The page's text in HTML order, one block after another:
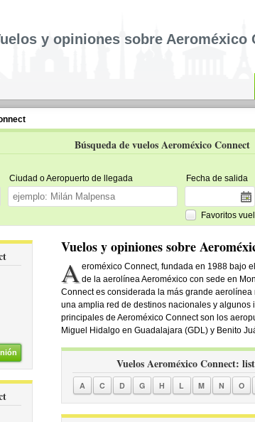
y opiniones sobre Aeroméxico
Búsqueda de vuelos Aeroméxico Connect
Ciudad o Aeropuerto de llegada Fecha de salida
Favoritos
Vuelos y opiniones sobre
A eroméxico Connect, fundada en 1988 bajo
de la aerolínea Aeroméxico con sede en
Connect es considerada la más grande
una amplia red de destinos nacionales y
principales de Aeroméxico Connect son los
Miguel Hidalgo en Guadalajara (GDL) y Benito
Vuelos Aeroméxico Connect:
A C D G H L M N O